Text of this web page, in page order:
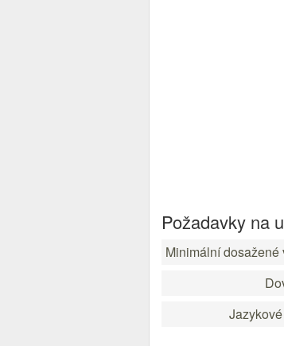
Požadavky na